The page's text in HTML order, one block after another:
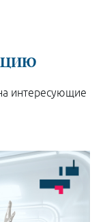
интересующие